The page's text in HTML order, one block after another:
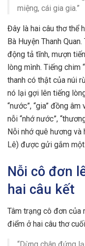
miệng, cái gia gia.”
Đây là hai câu thơ thể
Bà Huyện Thanh
động tả tĩnh, mượn
lòng mình. Tiếng chim
thanh có thật của núi
nó lại gợi lên tiếng
“nước”, “gia” đồng
nỗi “nhớ nước”,
Nỗi nhớ quê hương và
Lê) được gửi gắm một
Nỗi cô đơn
hai câu kết
Tâm trạng cô đơn
điểm ở hai câu thơ